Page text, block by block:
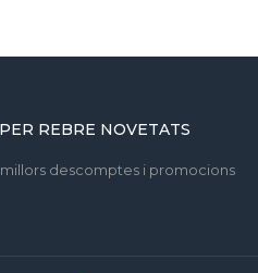
REBRE NOVETATS
descomptes i promocions